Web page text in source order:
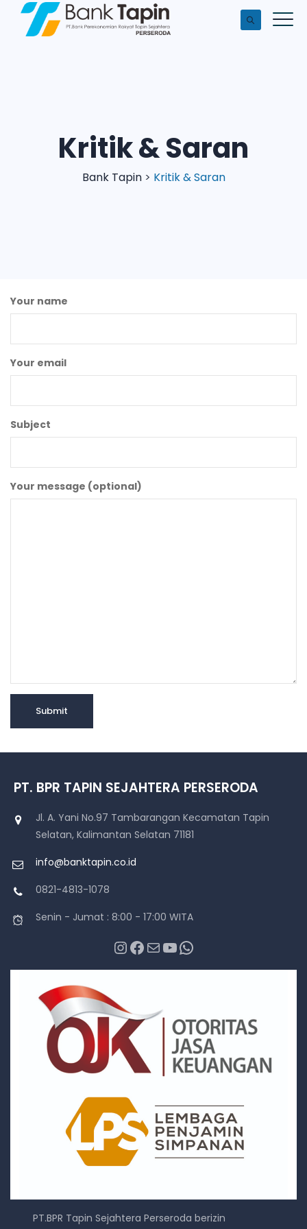
Kritik & Saran
Bank Tapin> Kritik & Saran
Your name
Your email
Subject
Your message (optional)
PT. BPR TAPIN SEJAHTERA PERSERODA
Jl. A. Yani No.97 Tambarangan Kecamatan Tapin
Selatan, Kalimantan Selatan 71181
info@banktapin.co.id
0821-4813-1078
Senin - Jumat : 8:00 - 17:00 WITA
InstagramFacebook Mail YouTube WhatsApp
PT.BPR Tapin Sejahtera Perseroda berizin